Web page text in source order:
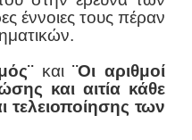
έννοιες τους πέραν
και¨Οι αριθμοί
και αιτία κάθε
τελειοποίησης των